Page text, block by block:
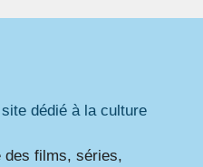
dédié à la culture
des films, séries,